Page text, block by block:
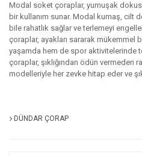
Modal soket çoraplar, yumuşak
bir kullanım sunar. Modal kumaş, cilt
bile rahatlık sağlar ve terlemeyi
çoraplar, ayakları sararak mükemmel
yaşamda hem de spor aktivitelerinde
çoraplar, şıklığından ödün vermeden
modelleriyle her zevke hitap eder ve
DÜNDAR ÇORAP